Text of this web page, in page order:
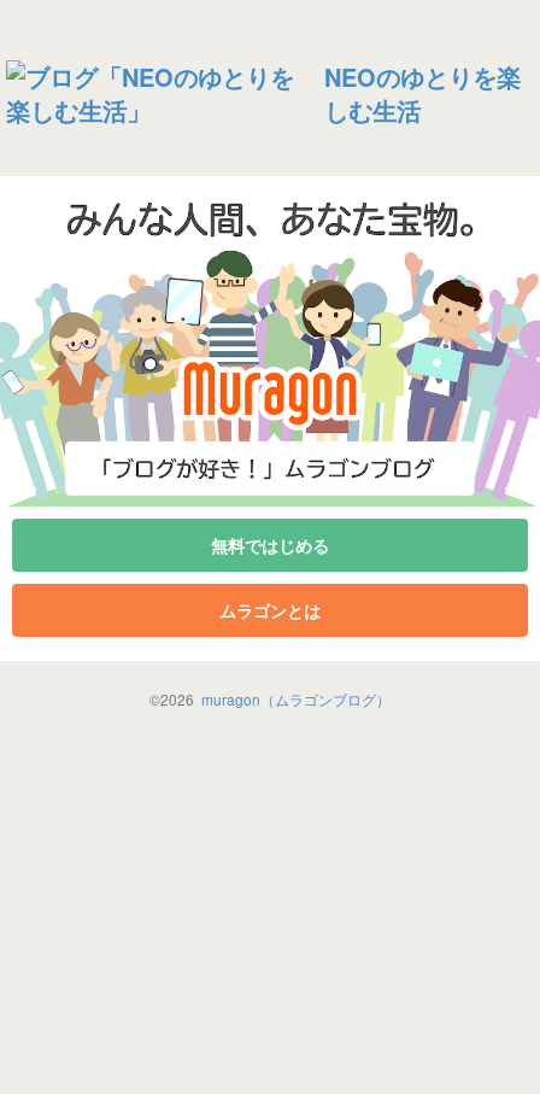
NEOのゆとりを楽
しむ生活
無料ではじめる
ムラゴンとは
©2026 muragon（ムラゴンブログ）